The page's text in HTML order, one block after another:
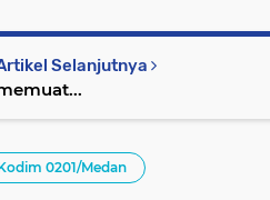
Selanjutnya
0201/Medan